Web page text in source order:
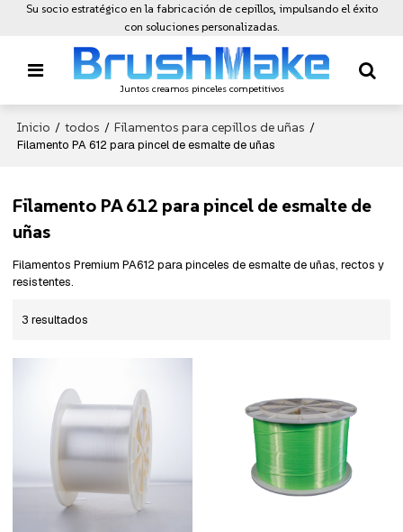
Su socio estratégico en la fabricación de cepillos, impulsando el éxito
con soluciones personalizadas.
Juntos creamos pinceles competitivos
Inicio / todos / Filamentos para cepillos de uñas /
Filamento PA 612 para pincel de esmalte de uñas
Filamento PA 612 para pincel de esmalte de
uñas
Filamentos Premium PA612 para pinceles de esmalte de uñas, rectos y
resistentes.
3 resultados